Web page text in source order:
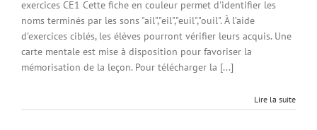
exercices CE1 Cette fiche en couleur permet d'identifier les
noms terminés par les sons "ail","eil","euil","ouil". À l’aide
d’exercices ciblés, les élèves pourront vérifier leurs acquis. Une
carte mentale est mise à disposition pour favoriser la
mémorisation de la leçon. Pour télécharger la [...]
Lire la suite